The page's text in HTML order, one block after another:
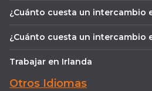
¿Cuánto cuesta un intercambio
¿Cuánto cuesta un intercambio
Trabajar en Irlanda
Otros Idiomas